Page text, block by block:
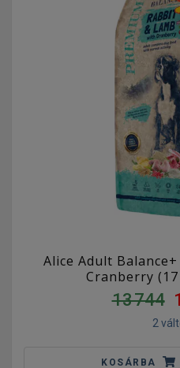
Alice Adult
Cranberry
13 744
2
KOSÁRBA